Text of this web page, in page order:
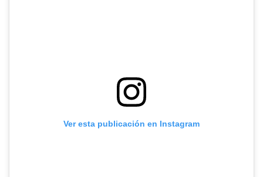
Ver esta publicación en Instagram